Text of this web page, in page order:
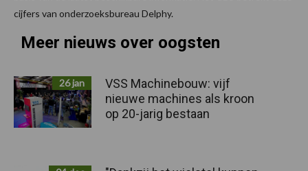
cijfers van onderzoeksbureau Delphy.
Meer nieuws over oogsten
26 jan
VSS Machinebouw: vijf
nieuwe machines als kroon
op 20-jarig bestaan